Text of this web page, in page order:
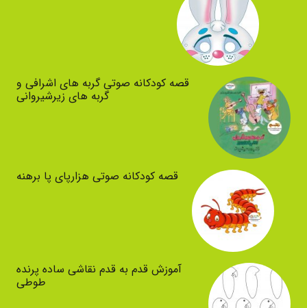
قصه کودکانه صوتی گربه های اشرافی و
گربه های زیرشیروانی
قصه کودکانه صوتی هزارپای پا برهنه
آموزش قدم به قدم نقاشی ساده پرنده
طوطی